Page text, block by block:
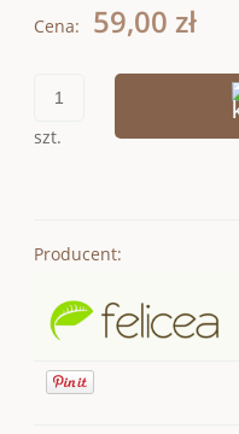
Cena: 59,00 zł
szt.
Producent: